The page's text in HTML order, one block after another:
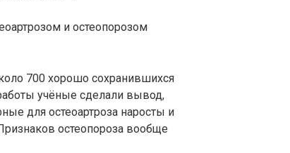
и остеопорозом
700 хорошо сохранившихся
учёные сделали вывод,
для остеоартроза наросты и
остеопороза вообще